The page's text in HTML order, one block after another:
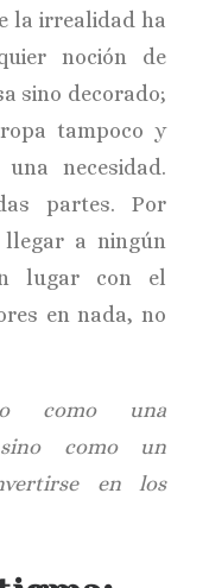
la irrealidad ha
noción de
sino decorado;
tampoco y
necesidad.
partes. Por
a ningún
lugar con el
en nada, no
como una
sino como un
en los